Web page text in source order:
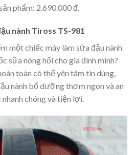
phẩm: 2.690.000 đ.
nành Tiross TS-981
một chiếc máy làm sữa đậu nành
sữa nóng hổi cho gia đình mình?
toàn có thể yên tâm tin dùng,
nành bổ dưỡng thơm ngon và an
chóng và tiện lợi.